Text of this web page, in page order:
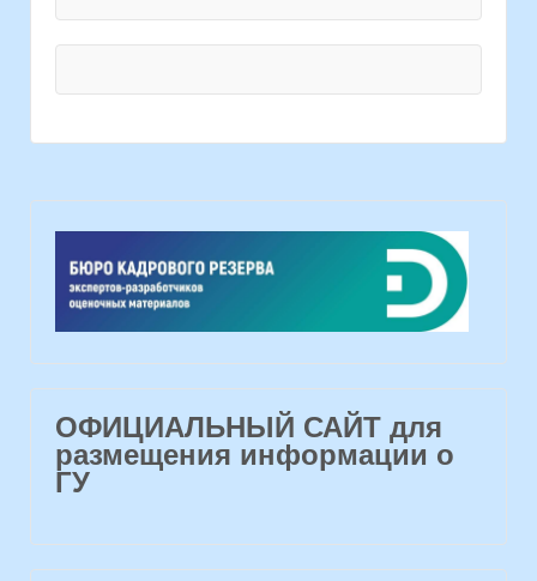
ОФИЦИАЛЬНЫЙ САЙТ для
размещения информации о
ГУ